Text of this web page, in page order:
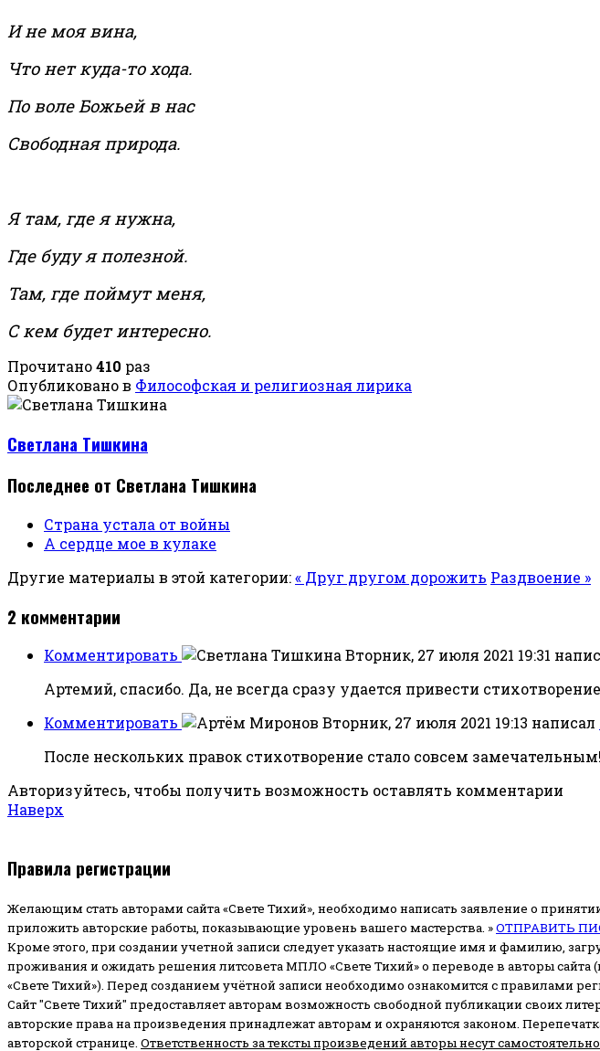
И не моя вина,
Что нет куда-то хода.
По воле Божьей в нас
Свободная природа.
Я там, где я нужна,
Где буду я полезной.
Там, где поймут меня,
С кем будет интересно.
Прочитано410 раз
Опубликовано в Философская и религиозная лирика
Светлана Тишкина
Последнее от Светлана Тишкина
Страна устала от войны
А сердце мое в кулаке
Другие материалы в этой категории:« Друг другом дорожить Раздвоение »
2 комментарии
Комментировать Вторник, 27 июля 2021 19:31
Артемий, спасибо. Да, не всегда сразу удается привести
Комментировать
Вторник, 27 июля 2021 19:13 написал
После нескольких правок стихотворение стало совсем
Авторизуйтесь, чтобы получить возможность оставлять комментарии
Наверх
Правила регистрации
Желающим стать авторами сайта «Свете Тихий», необходимо написать заявление о
приложить авторские работы, показывающие уровень вашего мастерства. »ОТПРАВИТЬ
Кроме этого, при создании учетной записи следует указать настоящие имя и фамилию,
проживания и ожидать решения литсовета МПЛО «Свете Тихий» о переводе в авторы
«Свете Тихий»). Перед созданием учётной записи необходимо ознакомится с правилами
Сайт "Свете Тихий" предоставляет авторам возможность свободной публикации своих
авторские права на произведения принадлежат авторам и охраняются законом.
авторской странице. Ответственность за тексты произведений авторы несут самостоятельно